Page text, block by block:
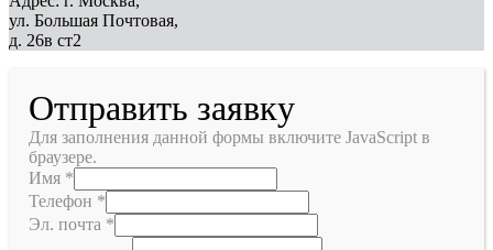
ул. Большая Почтовая,
д. 26в ст2
Отправить заявку
Для заполнения данной формы включите JavaScript в
браузере.
Имя *
Телефон *
Эл. почта *